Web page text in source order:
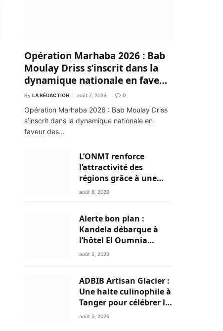
Opération Marhaba 2026 : Bab
Moulay Driss s’inscrit dans la
dynamique nationale en faveur
des Marocains du Monde
By LA RÉDACTION août 7, 2026 0
Opération Marhaba 2026 : Bab Moulay Driss
s’inscrit dans la dynamique nationale en
faveur des…
L’ONMT renforce
l’attractivité des
régions grâce à une
connectivité aérienne
août 6, 2026
Alerte bon plan :
Kandela débarque à
l’hôtel El Oumnia
Puerto pour enflammer
août 5, 2026
ADBIB Artisan Glacier :
Une halte culinophile à
Tanger pour célébrer la
glace traditionnelle
août 5, 2026